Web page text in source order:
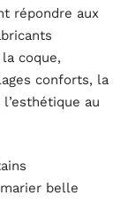
répondre aux
coque,
conforts, la
au
belle